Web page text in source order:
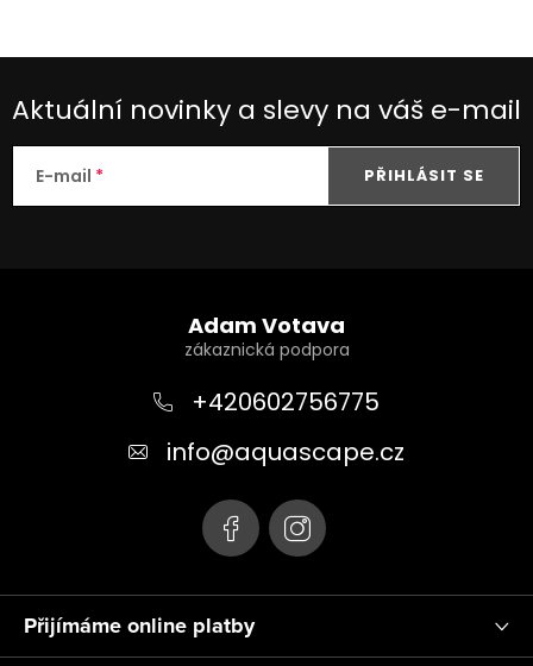
Aktuální novinky a slevy na váš e-mail
E-mail PŘIHLÁSIT SE
Přijímáme online platby
Adam Votava
+420602756775
info@aquascape.cz